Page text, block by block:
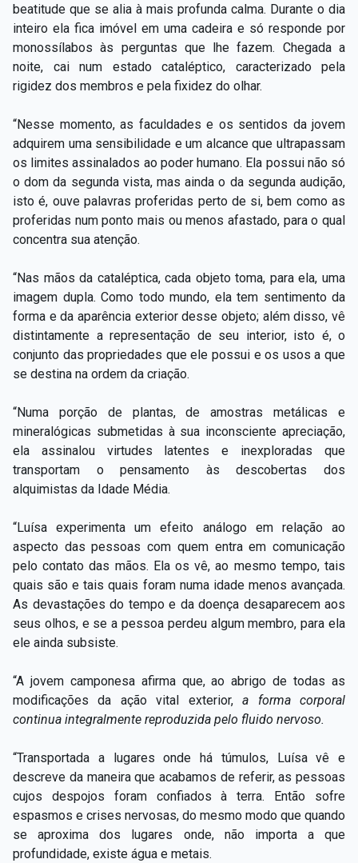
beatitude que se alia à mais profunda calma. Durante o dia
inteiro ela fica imóvel em uma cadeira e só responde por
monossílabos às perguntas que lhe fazem. Chegada a
noite, cai num estado cataléptico, caracterizado pela
rigidez dos membros e pela fixidez do olhar.
“Nesse momento, as faculdades e os sentidos da jovem
adquirem uma sensibilidade e um alcance que ultrapassam
os limites assinalados ao poder humano. Ela possui não só
o dom da segunda vista, mas ainda o da segunda audição,
isto é, ouve palavras proferidas perto de si, bem como as
proferidas num ponto mais ou menos afastado, para o qual
concentra sua atenção.
“Nas mãos da cataléptica, cada objeto toma, para ela, uma
imagem dupla. Como todo mundo, ela tem sentimento da
forma e da aparência exterior desse objeto; além disso, vê
distintamente a representação de seu interior, isto é, o
conjunto das propriedades que ele possui e os usos a que
se destina na ordem da criação.
“Numa porção de plantas, de amostras metálicas e
mineralógicas submetidas à sua inconsciente apreciação,
ela assinalou virtudes latentes e inexploradas que
transportam o pensamento às descobertas dos
alquimistas da Idade Média.
“Luísa experimenta um efeito análogo em relação ao
aspecto das pessoas com quem entra em comunicação
pelo contato das mãos. Ela os vê, ao mesmo tempo, tais
quais são e tais quais foram numa idade menos avançada.
As devastações do tempo e da doença desaparecem aos
seus olhos, e se a pessoa perdeu algum membro, para ela
ele ainda subsiste.
“A jovem camponesa afirma que, ao abrigo de todas as
modificações da ação vital exterior,a forma corporal
continua integralmente reproduzida pelo fluido nervoso.
“Transportada a lugares onde há túmulos, Luísa vê e
descreve da maneira que acabamos de referir, as pessoas
cujos despojos foram confiados à terra. Então sofre
espasmos e crises nervosas, do mesmo modo que quando
se aproxima dos lugares onde, não importa a que
profundidade, existe água e metais.